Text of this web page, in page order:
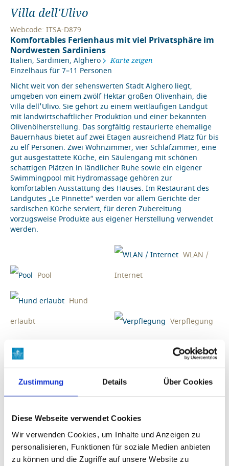
Zustimmung Details Über Cookies
Diese Webseite verwendet Cookies
Wir verwenden Cookies, um Inhalte und Anzeigen zu
personalisieren, Funktionen für soziale Medien anbieten
zu können und die Zugriffe auf unsere Website zu
Villa dell'Ulivo
Webcode: ITSA-D879
Komfortables Ferienhaus mit viel Privatsphäre im
Nordwesten Sardiniens
Italien, Sardinien, Alghero Karte zeigen
Einzelhaus für 7–11 Personen
Nicht weit von der sehenswerten Stadt Alghero liegt,
umgeben von einem zwölf Hektar großen Olivenhain, die
Villa dell'Ulivo. Sie gehört zu einem weitläufigen Landgut
mit landwirtschaftlicher Produktion und einer bekannten
Olivenölherstellung. Das sorgfältig restaurierte ehemalige
Bauernhaus bietet auf zwei Etagen ausreichend Platz für bis
zu elf Personen. Zwei Wohnzimmer, vier Schlafzimmer, eine
gut ausgestattete Küche, ein Säulengang mit schönen
schattigen Plätzen in ländlicher Ruhe sowie ein eigener
Swimmingpool mit Hydromassage gehören zur
komfortablen Ausstattung des Hauses. Im Restaurant des
Landgutes „Le Pinnette“ werden vor allem Gerichte der
sardischen Küche serviert, für deren Zubereitung
vorzugsweise Produkte aus eigener Herstellung verwendet
werden.
Pool
WLAN /
Internet
Hund
erlaubt
Verpflegung
BUCHUNG
DOMIZIL DETAILS
FOTOS
LAGE